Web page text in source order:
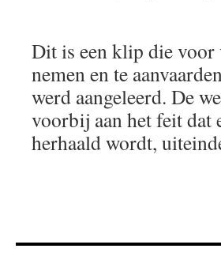
Dit is een klip die
nemen en te
werd aangeleerd. De
voorbij aan het feit dat
herhaald wordt,